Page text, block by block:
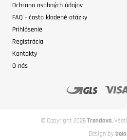
Ochrana osobných údajov
FAQ - často kladené otázky
Prihlásenie
Registrácia
Kontakty
O nás
© Copyright 2026Trendova.
Design by